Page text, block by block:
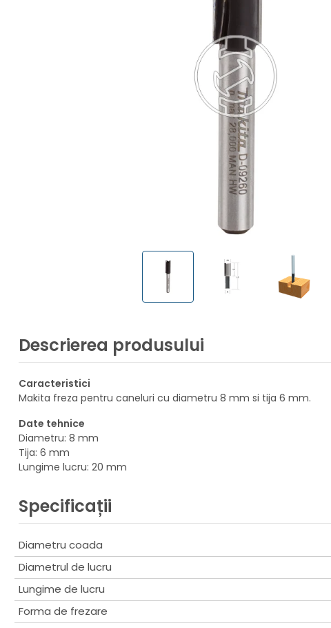
Descrierea produsului
Caracteristici
Makita freza pentru caneluri cu diametru 8 mm si tija 6 mm.
Date tehnice
Diametru: 8 mm
Tija: 6 mm
Lungime lucru: 20 mm
Specificații
Diametru coada
Diametrul de lucru
Lungime de lucru
Forma de frezare